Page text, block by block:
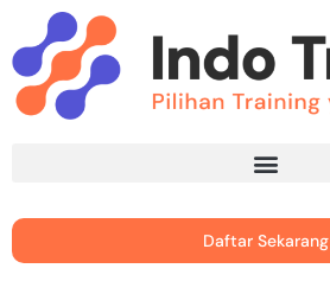
Daftar Sekarang